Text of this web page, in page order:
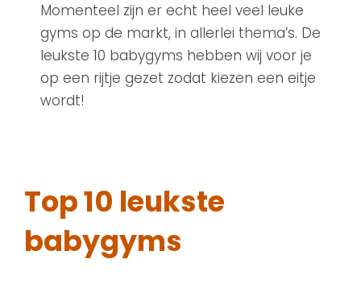
Momenteel zijn er echt heel veel leuke
gyms op de markt, in allerlei thema’s. De
leukste 10 babygyms hebben wij voor je
op een rijtje gezet zodat kiezen een eitje
wordt!
Top 10 leukste
babygyms